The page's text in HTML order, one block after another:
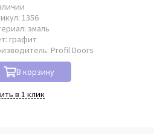
1356
эмаль
графит
Profil Doors
В корзину
в 1 клик